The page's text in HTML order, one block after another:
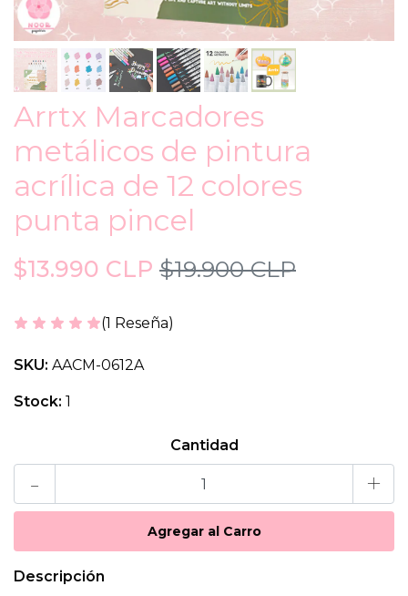
Arrtx Marcadores
metálicos de pintura
acrílica de 12 colores
punta pincel
$13.990 CLP $19.900 CLP
(1 Reseña)
SKU: AACM-0612A
Stock: 1
Cantidad
- +
Descripción